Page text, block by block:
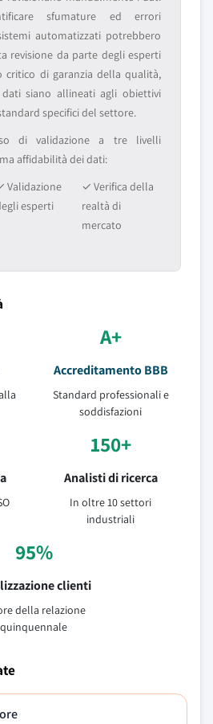
sfumature ed errori
automatizzati potrebbero
revisione da parte degli esperti
critico di garanzia della qualità,
siano allineati agli obiettivi
specifici del settore.
di validazione a tre livelli
affidabilità dei dati:
Validazione
esperti
✓ Verifica della
realtà di
mercato
A+
Accreditamento BBB
Standard professionali e
soddisfazioni
150+
Analisti di ricerca
In oltre 10 settori
industriali
95%
clienti
della relazione
quinquennale